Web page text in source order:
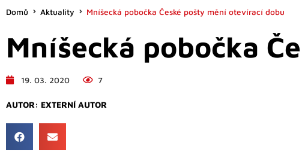
Domů Aktuality Mníšecká pobočka České pošty mění otevírací dobu
Mníšecká pobočka
19. 03. 2020 7
AUTOR: EXTERNÍ AUTOR